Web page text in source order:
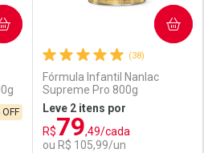
(38)
Fórmula Infantil Nanlac
Supreme Pro 800g
Leve 2 itens por
R$79,49/cada
ou R$ 105,99/un
COMPRAR